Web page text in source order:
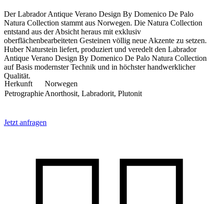
Der Labrador Antique Verano Design By Domenico De Palo
Natura Collection stammt aus Norwegen. Die Natura Collection
entstand aus der Absicht heraus mit exklusiv
oberflächenbearbeiteten Gesteinen völlig neue Akzente zu setzen.
Huber Naturstein liefert, produziert und veredelt den Labrador
Antique Verano Design By Domenico De Palo Natura Collection
auf Basis modernster Technik und in höchster handwerklicher
Qualität.
Herkunft
Norwegen
PetrographieAnorthosit, Labradorit, Plutonit
Jetzt anfragen